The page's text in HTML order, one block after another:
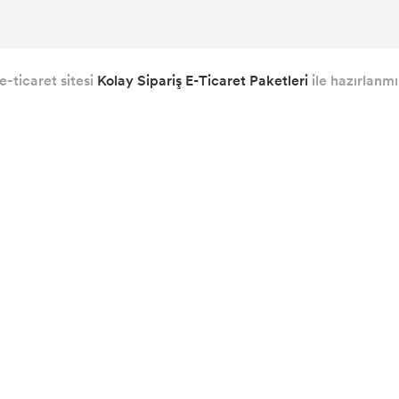
ticaret sitesi Kolay Sipariş E-Ticaret Paketleriile